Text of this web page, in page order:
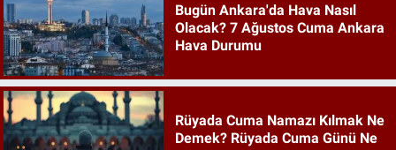
Bugün Ankara'da Hava Nasıl
Olacak? 7 Ağustos Cuma Ankara
Hava Durumu
Rüyada Cuma Namazı Kılmak Ne
Demek? Rüyada Cuma Günü Ne